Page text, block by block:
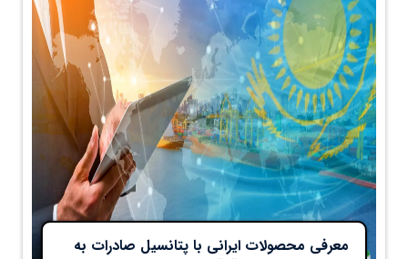
معرفی محصولات ایرانی با پتانسیل صادرات به